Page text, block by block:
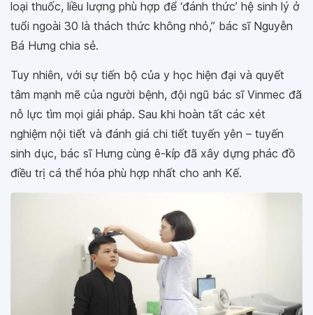
loại thuốc, liều lượng phù hợp để ‘đánh thức’ hệ sinh lý ở
tuổi ngoài 30 là thách thức không nhỏ,” bác sĩ Nguyễn
Bá Hưng chia sẻ.
Tuy nhiên, với sự tiến bộ của y học hiện đại và quyết
tâm mạnh mẽ của người bệnh, đội ngũ bác sĩ Vinmec đã
nỗ lực tìm mọi giải pháp. Sau khi hoàn tất các xét
nghiệm nội tiết và đánh giá chi tiết tuyến yên – tuyến
sinh dục, bác sĩ Hưng cùng ê-kíp đã xây dựng phác đồ
điều trị cá thể hóa phù hợp nhất cho anh Kế.